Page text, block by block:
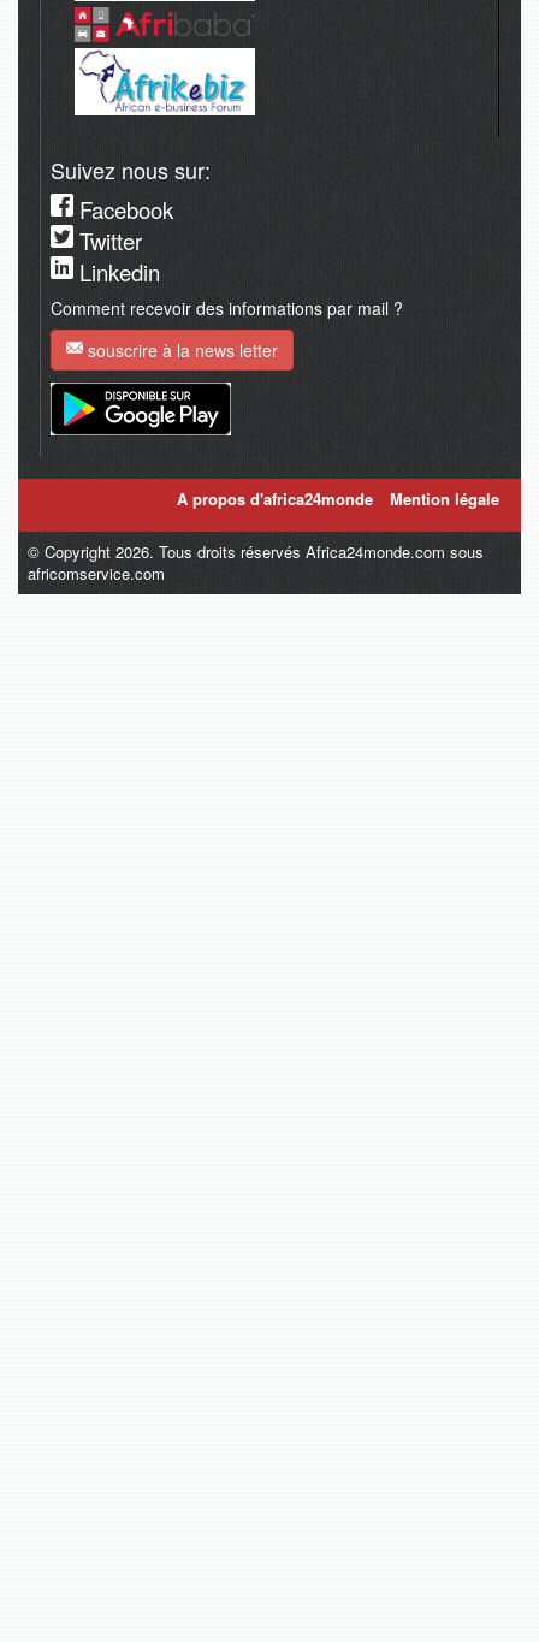
Suivez nous sur:
Facebook
Twitter
Linkedin
Comment recevoir des informations par mail ?
souscrire à la news letter
A propos d'africa24monde Mention légale
© Copyright 2026. Tous droits réservés Africa24monde.com sous
africomservice.com